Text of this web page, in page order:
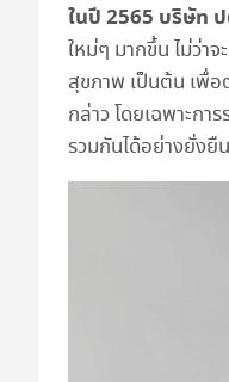
ในปี 2565 บริษัท
ใหม่ๆ มากขึ้น ไม่ว่า
สุขภาพ เป็นต้น เพื่อ
กล่าว โดยเฉพาะก
รวมกันได้อย่างยั่งยืน